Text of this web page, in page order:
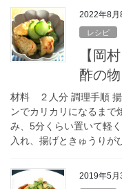
2022年8月
レシピ
【岡
酢の物
材料 ２人分 調理手順 揚
ンでカリカリになるまで
み、5分くらい置いて軽
入れ、揚げときゅうり
2019年5月